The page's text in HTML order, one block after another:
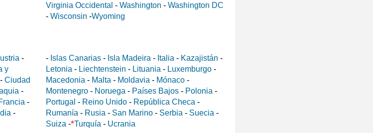
Virginia Occidental - Washington - Washington DC
- Wisconsin -Wyoming
-
y
- Ciudad
-
-
-
- Islas Canarias - Isla Madeira - Italia - Kazajistán -
Letonia - Liechtenstein - Lituania - Luxemburgo -
Macedonia - Malta - Moldavia - Mónaco -
Montenegro - Noruega - Países Bajos - Polonia -
Portugal - Reino Unido - República Checa -
Rumanía - Rusia - San Marino - Serbia - Suecia -
Suiza -*Turquía - Ucrania